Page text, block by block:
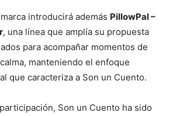
introducirá además PillowPal –
, una línea que amplía su propuesta
para acompañar momentos de
manteniendo el enfoque
que caracteriza a Son un Cuento.
Son un Cuento ha sido